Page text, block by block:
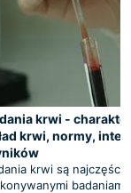
krwi -
krwi, normy,
krwi są
badaniami